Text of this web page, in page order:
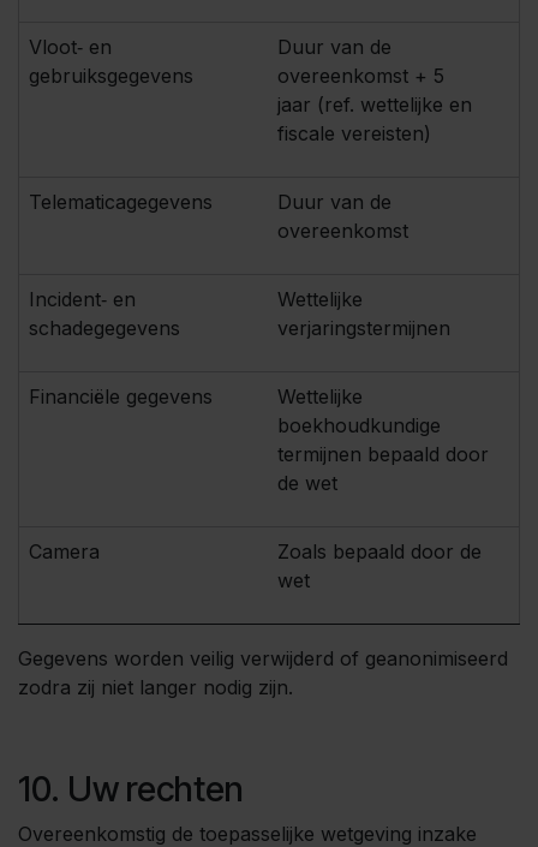
Vloot‑ en
gebruiksgegevens
Duur van de
overeenkomst + 5
jaar (ref. wettelijke en
fiscale vereisten)
Telematicagegevens
Duur van de
overeenkomst
Incident‑ en
schadegegevens
Wettelijke
verjaringstermijnen
Financiële gegevens
Wettelijke
boekhoudkundige
termijnen bepaald door
de wet
Camera
Zoals bepaald door de
wet
Gegevens worden veilig verwijderd of geanonimiseerd
zodra zij niet langer nodig zijn.
10. Uw rechten
Overeenkomstig de toepasselijke wetgeving inzake